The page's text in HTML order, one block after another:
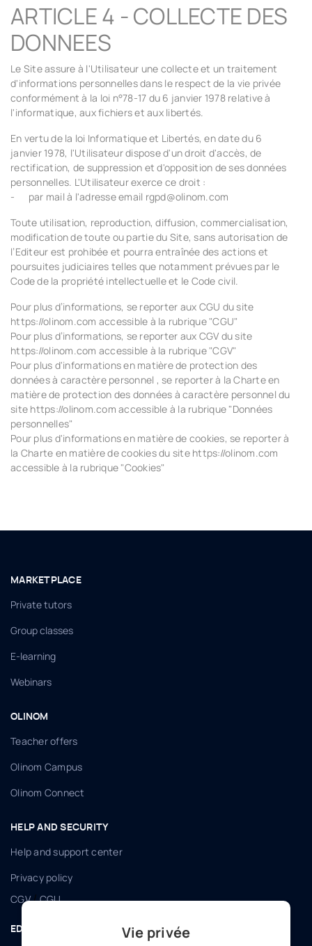
ARTICLE 4 - COLLECTE DES
DONNEES
Le Site assure à l'Utilisateur une collecte et un traitement
d'informations personnelles dans le respect de la vie privée
conformément à la loi n°78-17 du 6 janvier 1978 relative à
l'informatique, aux fichiers et aux libertés.
En vertu de la loi Informatique et Libertés, en date du 6
janvier 1978, l'Utilisateur dispose d'un droit d'accès, de
rectification, de suppression et d'opposition de ses données
personnelles. L'Utilisateur exerce ce droit :
- par mail à l'adresse email rgpd@olinom.com
Toute utilisation, reproduction, diffusion, commercialisation,
modification de toute ou partie du Site, sans autorisation de
l’Editeur est prohibée et pourra entraînée des actions et
poursuites judiciaires telles que notamment prévues par le
Code de la propriété intellectuelle et le Code civil.
Pour plus d’informations, se reporter aux CGU du site
https://olinom.com accessible à la rubrique "CGU"
Pour plus d’informations, se reporter aux CGV du site
https://olinom.com accessible à la rubrique "CGV"
Pour plus d'informations en matière de protection des
données à caractère personnel , se reporter à la Charte en
matière de protection des données à caractère personnel du
site https://olinom.com accessible à la rubrique "Données
personnelles"
Pour plus d'informations en matière de cookies, se reporter à
la Charte en matière de cookies du site https://olinom.com
accessible à la rubrique "Cookies"
MARKETPLACE
Private tutors
Group classes
E-learning
Webinars
OLINOM
Teacher offers
Olinom Campus
Olinom Connect
HELP AND SECURITY
Help and support center
Privacy policy
CGV/CGU
EDUCATION WITHOUT BORDERS
Vie privée